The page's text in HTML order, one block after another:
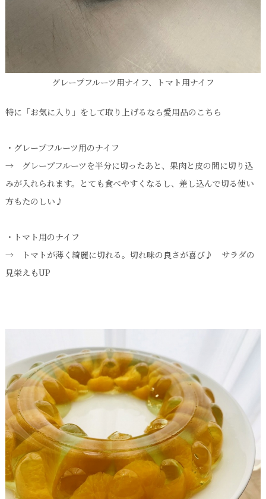
グレープフルーツ用ナイフ、トマト用ナイフ
特に「お気に入り」をして取り上げるなら愛用品のこちら
・グレープフルーツ用のナイフ
→ グレープフルーツを半分に切ったあと、果肉と皮の間に切り込
みが入れられます。とても食べやすくなるし、差し込んで切る使い
方もたのしい♪
・トマト用のナイフ
→ トマトが薄く綺麗に切れる。切れ味の良さが喜び♪ サラダの
見栄えもUP